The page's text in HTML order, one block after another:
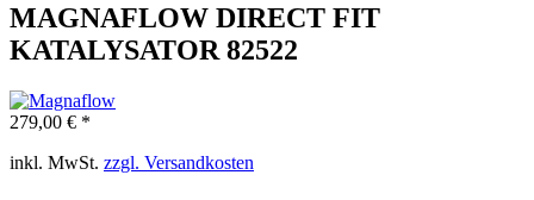
MAGNAFLOW DIRECT FIT
KATALYSATOR 82522
279,00 € *
inkl. MwSt. zzgl. Versandkosten